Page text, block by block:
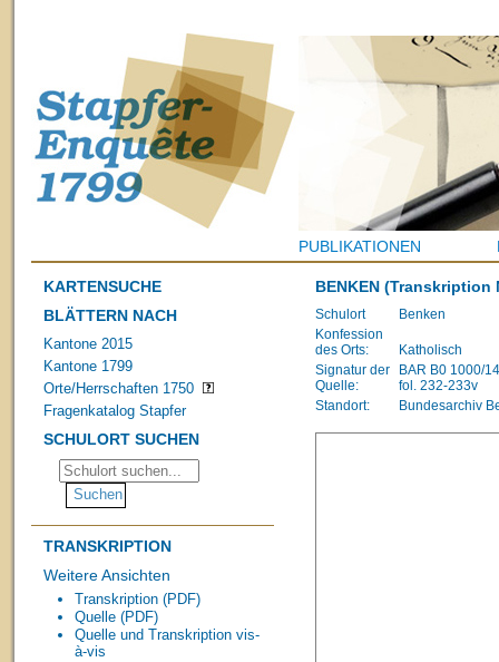
PUBLIKATIONEN
KARTENSUCHE
BLÄTTERN NACH
Kantone 2015
Kantone 1799
Orte/Herrschaften 1750
Fragenkatalog Stapfer
SCHULORT SUCHEN
TRANSKRIPTION
Weitere Ansichten
Transkription (PDF)
Quelle (PDF)
Quelle und Transkription vis-
à-vis
BENKEN (Transkription
Schulort
Benken
Konfession
des Orts:
Katholisch
Signatur der
Quelle:
BAR B0 1000/
fol. 232-233v
Standort:
Bundesarchiv